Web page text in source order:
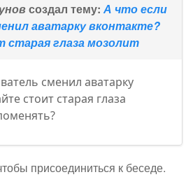
создал тему: А что если
аватарку вконтакте?
старая глаза мозолит
сменил аватарку
стоит старая глаза
присоединиться к беседе.